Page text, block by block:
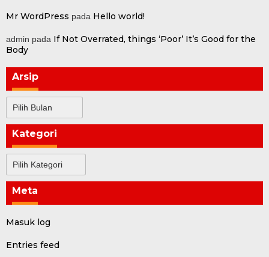
Mr WordPress pada Hello world!
admin pada If Not Overrated, things ‘Poor’ It’s Good for the
Body
Arsip
Kategori
Meta
Masuk log
Entries feed